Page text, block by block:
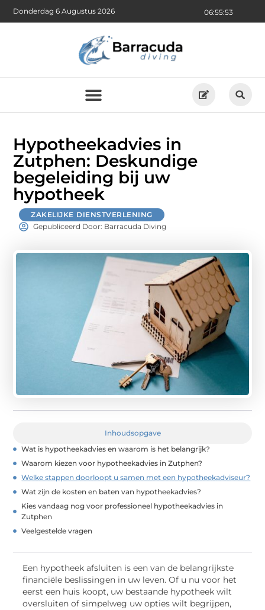
06:55:54
Donderdag 6 Augustus 2026
Hypotheekadvies in
Zutphen: Deskundige
begeleiding bij uw
hypotheek
ZAKELIJKE DIENSTVERLENING
Gepubliceerd Door: Barracuda Diving
Inhoudsopgave
Wat is hypotheekadvies en waarom is het belangrijk?
Waarom kiezen voor hypotheekadvies in Zutphen?
Welke stappen doorloopt u samen met een hypotheekadviseur?
Wat zijn de kosten en baten van hypotheekadvies?
Kies vandaag nog voor professioneel hypotheekadvies in
Zutphen
Veelgestelde vragen
Een hypotheek afsluiten is een van de belangrijkste
financiële beslissingen in uw leven. Of u nu voor het
eerst een huis koopt, uw bestaande hypotheek wilt
oversluiten of simpelweg uw opties wilt begrijpen,